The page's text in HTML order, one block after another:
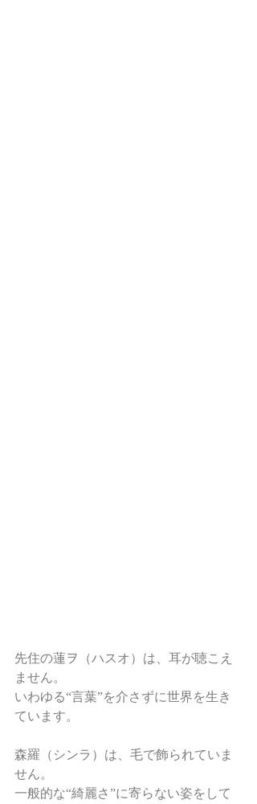
先住の蓮ヲ（ハスオ）は、耳が聴こえ
ません。
いわゆる“言葉”を介さずに世界を生き
ています。
森羅（シンラ）は、毛で飾られていま
せん。
一般的な“綺麗さ”に寄らない姿をして